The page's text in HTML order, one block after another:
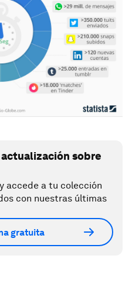
sobre
accede a tu colección
con nuestras últimas
gratuita